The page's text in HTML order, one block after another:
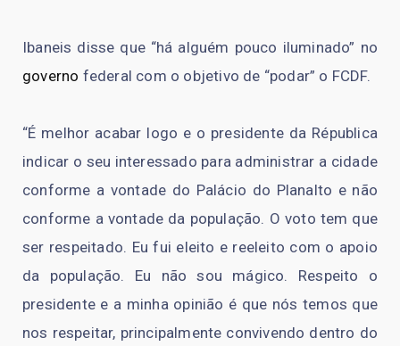
Ibaneis disse que “há alguém pouco iluminado” no
governo federal com o objetivo de “podar” o FCDF.
“É melhor acabar logo e o presidente da Républica
indicar o seu interessado para administrar a cidade
conforme a vontade do Palácio do Planalto e não
conforme a vontade da população. O voto tem que
ser respeitado. Eu fui eleito e reeleito com o apoio
da população. Eu não sou mágico. Respeito o
presidente e a minha opinião é que nós temos que
nos respeitar, principalmente convivendo dentro do